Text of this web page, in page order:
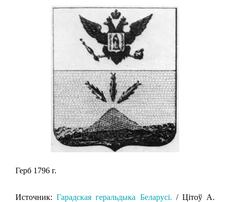
Герб 1796 г.
Источник:Гарадская геральдыка Беларусi. / Цiтоў А.